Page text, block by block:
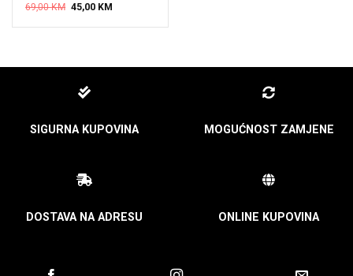
69,00KM Original
was:
45,00 KMCurrent
is:
SIGURNA KUPOVINA MOGUĆNOST ZAMJENE
DOSTAVA NA ADRESU ONLINE KUPOVINA